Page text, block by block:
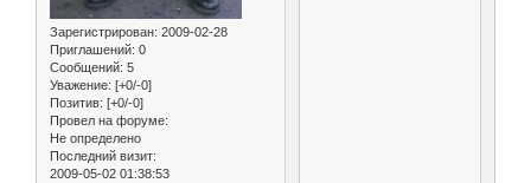
Зарегистрирован: 2009-02-28
Приглашений: 0
Сообщений: 5
Уважение: [+0/-0]
Позитив: [+0/-0]
Провел на форуме:
Не определено
Последний визит:
2009-05-02 01:38:53